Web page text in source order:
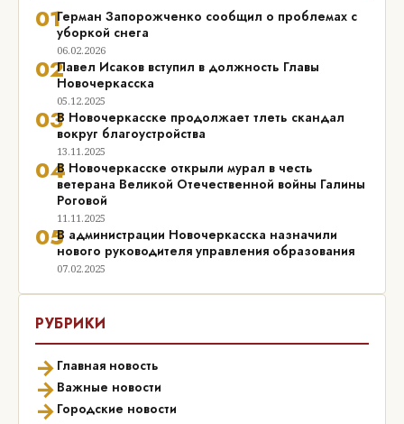
01Герман Запорожченко сообщил о проблемах с
уборкой снега
06.02.2026
02Павел Исаков вступил в должность Главы
Новочеркасска
05.12.2025
03В Новочеркасске продолжает тлеть скандал
вокруг благоустройства
13.11.2025
04В Новочеркасске открыли мурал в честь
ветерана Великой Отечественной войны Галины
Роговой
11.11.2025
05В администрации Новочеркасска назначили
нового руководителя управления образования
07.02.2025
РУБРИКИ
→ Главная новость
→ Важные новости
→ Городские новости